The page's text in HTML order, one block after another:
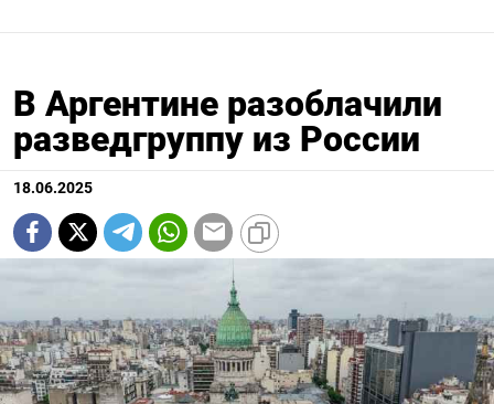
В Аргентине разоблачили
разведгруппу из России
18.06.2025